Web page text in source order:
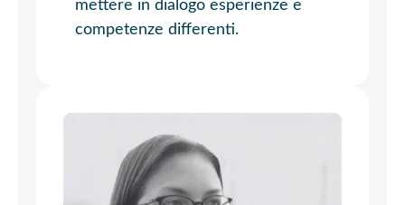
mettere in dialogo esperienze e
competenze differenti.